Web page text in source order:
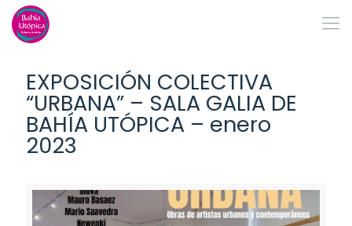
EXPOSICIÓN COLECTIVA
“URBANA” – SALA GALIA DE
BAHÍA UTÓPICA – enero
2023